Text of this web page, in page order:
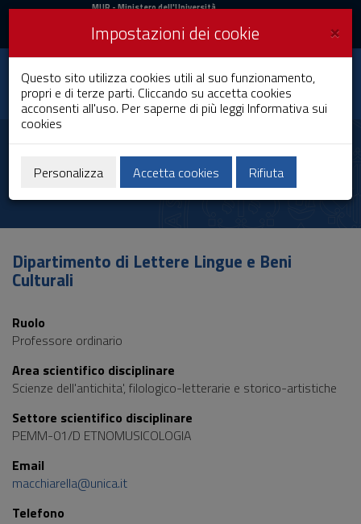
Vai
al
navigazione
sito
al
Footer
MIUR
Accedi
MUR- Ministero dell'Università
Accedi UniCA News
Toggle
navigation
Università degli
Studi di Cagliari
Ignazio Macchiarella
Dipartimento di Lettere Lingue e Beni
Culturali
Ruolo
Professore ordinario
Area scientifico disciplinare
Scienze dell'antichita', filologico-letterarie e storico-artistiche
Settore scientifico disciplinare
PEMM-01/D ETNOMUSICOLOGIA
Email
macchiarella@unica.it
Telefono
×
Impostazioni dei cookie
Questo sito utilizza cookies utili al suo funzionamento,
propri e di terze parti. Cliccando su accetta cookies
acconsenti all'uso. Per saperne di più leggi Informativa sui
cookies
Personalizza Accetta cookies Rifiuta